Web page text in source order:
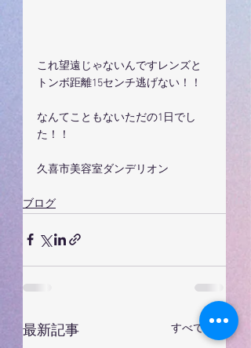
これ望遠じゃないんですレンズと
トンボ距離15センチ逃げない！！
なんてこともないただの1日でし
た！！
久喜市美容室ダンデリオン
ブログ
最新記事 すべて表示